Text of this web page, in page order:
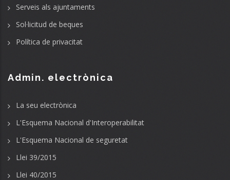
Serveis als ajuntaments
Sol·licitud de beques
Política de privacitat
Admin. electrònica
La seu electrònica
L'Esquema Nacional d'Interoperabilitat
L'Esquema Nacional de seguretat
Llei 39/2015
Llei 40/2015